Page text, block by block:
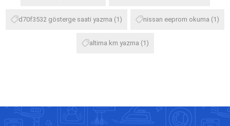
d70f3532 gösterge saati yazma (1) nissan eeprom okuma (1)
altima km yazma (1)